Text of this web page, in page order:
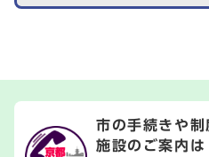
市の手続きや制
施設のご案内は